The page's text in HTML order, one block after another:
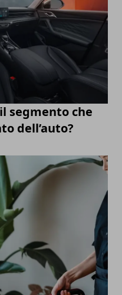
segmento che
dell’auto?